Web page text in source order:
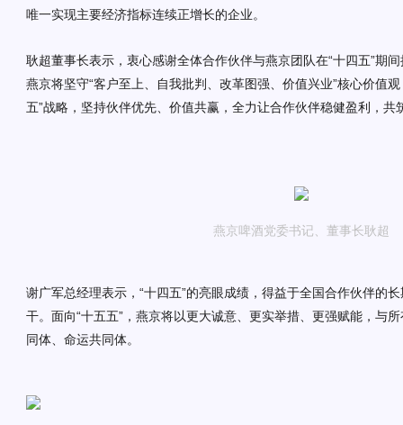
唯一实现主要经济指标连续正增长的企业。
耿超董事长表示， 衷心感谢全体合作伙伴与燕京团队在“十四五”期
燕京将坚守“客户至上、自我批判、改革图强、价值兴业”核心价值
五”战略，坚持伙伴优先、价值共赢，全力让合作伙伴稳健盈利，共
燕京啤酒党委书记、董事长耿超
谢广军总经理表示， “十四五”的亮眼成绩，得益于全国合作伙伴的
干。面向“十五五”，燕京将以更大诚意、更实举措、更强赋能，与
同体、命运共同体。